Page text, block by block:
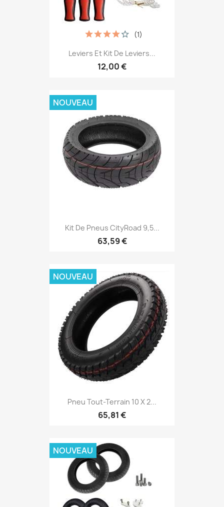
Leviers Et Kit De Leviers...
12,00 €
(1)
Kit De Pneus CityRoad 9,5...
63,59 €
NOUVEAU
Pneu Tout-Terrain 10 X 2...
65,81 €
NOUVEAU
NOUVEAU